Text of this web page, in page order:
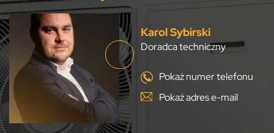
Karol Sybirski
Doradca techniczny
Pokaż numer telefonu
Pokaż adres e-mail